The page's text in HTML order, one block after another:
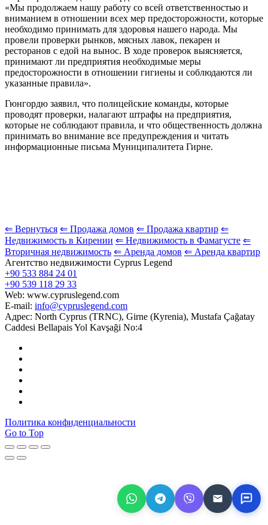
«Мы продолжаем нашу работу со всей ответственностью и
вниманием в отношении всех мер предосторожности, которые
необходимо принимать для здоровья нашего народа. Мы
провели проверки рынков, мясных лавок, пекарен и
ресторанов с едой на вынос. В ходе проверок выясняется,
принимают ли предприятия необходимые меры
предосторожности в отношении гигиены и соблюдаются ли
указанные правила».
Гюнгордю заявил, что полицейские команды, которые
проводят проверки, налагают штрафы на предприятия,
которые не соблюдают правила, и что общественность должна
принимать во внимание все предупреждения и читать
информационные письма Муниципалитета Гирне.
⇐ Вернуться ⇐ Продажа домов ⇐ Продажа квартир ⇐
Недвижимость в Кирении ⇐ Недвижимость в Фамагусте ⇐
Вторичная недвижимость ⇐ Аренда домов ⇐ Аренда квартир
Агентство недвижимости Cyprus Legend
+90 533 884 24 01
+90 539 118 29 33
Web: www.cypruslegend.com
E-mail: info@cypruslegend.com
Адрес: North Cyprus (ТRNC), Girne (Кyrenia), Mustafa Çağatay
Caddesi Bellapais Yol Kavşaği No:4
Политика конфиденциальности
Go to Top